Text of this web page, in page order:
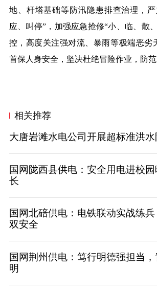
地、杆塔基础等防汛隐患排查治理，严
应、叫停”，加强应急抢修“小、临、散
控，高度关注强对流、暴雨等极端恶劣
首保人身安全，坚决杜绝冒险作业，防范
相关推荐
大唐岩滩水电公司开展超标准洪
国网陇西县供电：安全用电进校
长
国网北碚供电：电铁联动实战练
双安全
国网荆州供电：笃行明德强担当
明